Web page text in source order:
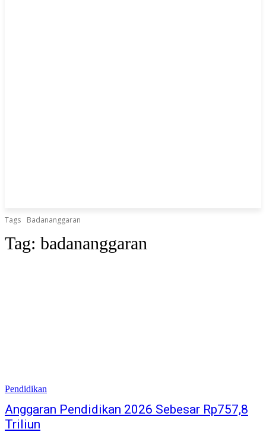
Tags Badananggaran
Tag: badananggaran
Pendidikan
Anggaran Pendidikan 2026 Sebesar Rp757,8
Triliun